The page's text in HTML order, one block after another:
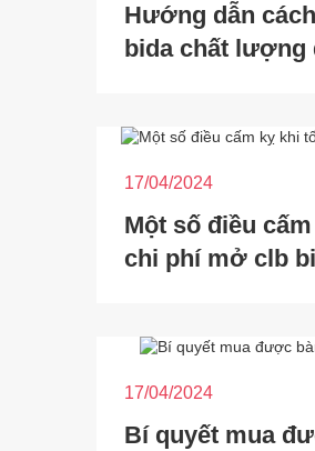
Hướng dẫn
bida chất lượng
17/04/2024
Một số điều
chi phí mở clb
17/04/2024
Bí quyết mua